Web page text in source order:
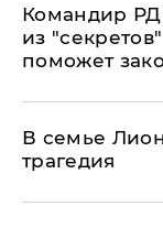
Командир
из
поможет
В семье
трагедия